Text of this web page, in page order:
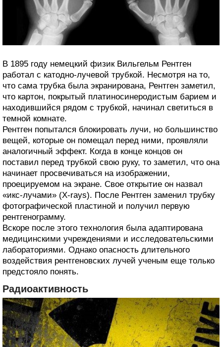
В 1895 году немецкий физик Вильгельм Рентген
работал с катодно-лучевой трубкой. Несмотря на то,
что сама трубка была экранирована, Рентген заметил,
что картон, покрытый платиносинеродистым барием и
находившийся рядом с трубкой, начинал светиться в
темной комнате.
Рентген попытался блокировать лучи, но большинство
вещей, которые он помещал перед ними, проявляли
аналогичный эффект. Когда в конце концов он
поставил перед трубкой свою руку, то заметил, что она
начинает просвечиваться на изображении,
проецируемом на экране. Свое открытие он назвал
«икс-лучами» (X-rays). После Рентген заменил трубку
фотографической пластиной и получил первую
рентгенограмму.
Вскоре после этого технология была адаптирована
медицинскими учреждениями и исследовательскими
лабораториями. Однако опасность длительного
воздействия рентгеновских лучей ученым еще только
предстояло понять.
Радиоактивность